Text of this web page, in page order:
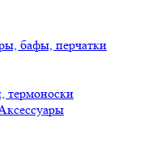
бафы, перчатки
термоноски